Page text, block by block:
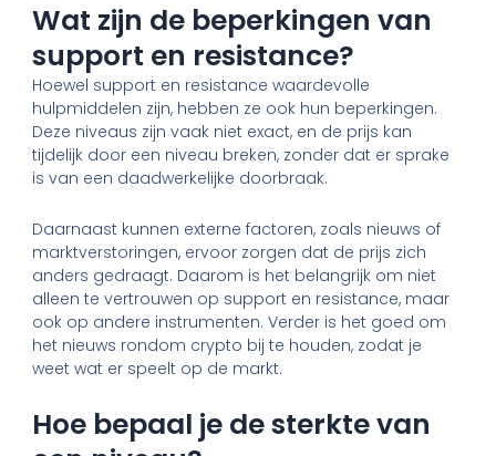
Wat zijn de beperkingen van
support en resistance?
Hoewel support en resistance waardevolle
hulpmiddelen zijn, hebben ze ook hun beperkingen.
Deze niveaus zijn vaak niet exact, en de prijs kan
tijdelijk door een niveau breken, zonder dat er sprake
is van een daadwerkelijke doorbraak.
Daarnaast kunnen externe factoren, zoals nieuws of
marktverstoringen, ervoor zorgen dat de prijs zich
anders gedraagt. Daarom is het belangrijk om niet
alleen te vertrouwen op support en resistance, maar
ook op andere instrumenten. Verder is het goed om
het nieuws rondom crypto bij te houden, zodat je
weet wat er speelt op de markt.
Hoe bepaal je de sterkte van